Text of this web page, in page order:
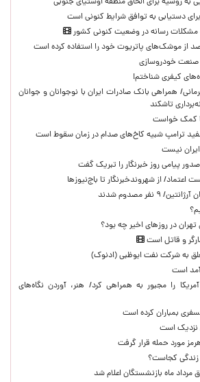
دستیابی به توافق شرایط کنونی است
مشکلات رسانه در وضعیت کنونی کشور
صنعت خودروسازی
کیفری شناختم!
همراهی بانک صادرات ایران با نوجوانان و جوانان
تاشکند
کمک خواست
ترامپ شبیه کاخ‌های صدام در زمان سقوط است
نیست
پیامی روز خبرنگار را تبریک گفت
اعتماد/ از شهروندخبرنگار تا باج‌نیوزها
نفر مصدوم شدند
در روزهای اخیر چه بود؟
و قاتل است
به شرکت نفت ابوظبی (ادنوک)
است
را مجبور به همراهی کرد/ هنر، آوردن نگاه‌های
بمباران کرده است
نزدیک است
مورد حمله قرار گرفت
زندگی کجاست؟
مرداد ماه بازنشستگان اعلام شد